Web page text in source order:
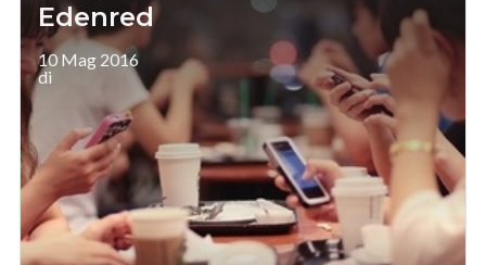
Edenred
10 Mag 2016
di